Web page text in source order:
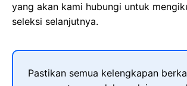
yang akan kami hubungi untuk
seleksi selanjutnya.
Pastikan semua kelengkapan